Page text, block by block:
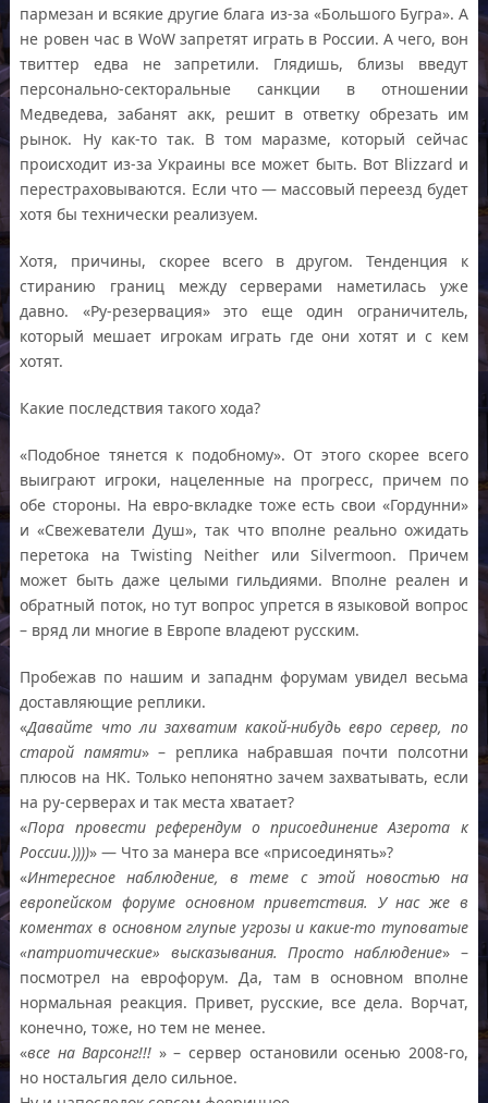
пармезан и всякие другие блага из-за «Большого Бугра». А
не ровен час в WoW запретят играть в России. А чего, вон
твиттер едва не запретили. Глядишь, близы введут
персонально-секторальные санкции в отношении
Медведева, забанят акк, решит в ответку обрезать им
рынок. Ну как-то так. В том маразме, который сейчас
происходит из-за Украины все может быть. Вот Blizzard и
перестраховываются. Если что — массовый переезд будет
хотя бы технически реализуем.
Хотя, причины, скорее всего в другом. Тенденция к
стиранию границ между серверами наметилась уже
давно. «Ру-резервация» это еще один ограничитель,
который мешает игрокам играть где они хотят и с кем
хотят.
Какие последствия такого хода?
«Подобное тянется к подобному». От этого скорее всего
выиграют игроки, нацеленные на прогресс, причем по
обе стороны. На евро-вкладке тоже есть свои «Гордунни»
и «Свежеватели Душ», так что вполне реально ожидать
перетока на Twisting Neither или Silvermoon. Причем
может быть даже целыми гильдиями. Вполне реален и
обратный поток, но тут вопрос упрется в языковой вопрос
– вряд ли многие в Европе владеют русским.
Пробежав по нашим и западнм форумам увидел весьма
доставляющие реплики.
«Давайте что ли захватим какой-нибудь евро сервер, по
старой памяти» – реплика набравшая почти полсотни
плюсов на НК. Только непонятно зачем захватывать, если
на ру-серверах и так места хватает?
«Пора провести референдум о присоединение Азерота к
России.))))» — Что за манера все «присоединять»?
«Интересное наблюдение, в теме с этой новостью на
европейском форуме основном приветствия. У нас же в
коментах в основном глупые угрозы и какие-то туповатые
«патриотические» высказывания. Просто наблюдение» –
посмотрел на еврофорум. Да, там в основном вполне
нормальная реакция. Привет, русские, все дела. Ворчат,
конечно, тоже, но тем не менее.
«все на Варсонг!!! » – сервер остановили осенью 2008-го,
но ностальгия дело сильное.